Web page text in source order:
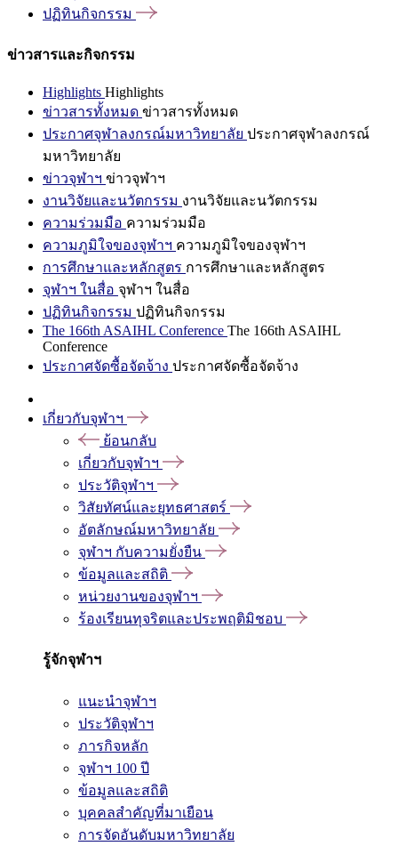
ปฏิทินกิจกรรม
ข่าวสารและกิจกรรม
Highlights Highlights
ข่าวสารทั้งหมด ข่าวสารทั้งหมด
ประกาศจุฬาลงกรณ์มหาวิทยาลัย ประกาศจุฬาลงกรณ์
มหาวิทยาลัย
ข่าวจุฬาฯ ข่าวจุฬาฯ
งานวิจัยและนวัตกรรม งานวิจัยและนวัตกรรม
ความร่วมมือ ความร่วมมือ
ความภูมิใจของจุฬาฯ ความภูมิใจของจุฬาฯ
การศึกษาและหลักสูตร การศึกษาและหลักสูตร
จุฬาฯ ในสื่อ จุฬาฯ ในสื่อ
ปฏิทินกิจกรรม ปฏิทินกิจกรรม
The 166th ASAIHL Conference The 166th ASAIHL
Conference
ประกาศจัดซื้อจัดจ้าง ประกาศจัดซื้อจัดจ้าง
เกี่ยวกับจุฬาฯ
ย้อนกลับ
เกี่ยวกับจุฬาฯ
ประวัติจุฬาฯ
วิสัยทัศน์และยุทธศาสตร์
อัตลักษณ์มหาวิทยาลัย
จุฬาฯ กับความยั่งยืน
ข้อมูลและสถิติ
หน่วยงานของจุฬาฯ
ร้องเรียนทุจริตและประพฤติมิชอบ
รู้จักจุฬาฯ
แนะนำจุฬาฯ
ประวัติจุฬาฯ
ภารกิจหลัก
จุฬาฯ 100 ปี
ข้อมูลและสถิติ
บุคคลสำคัญที่มาเยือน
การจัดอันดับมหาวิทยาลัย